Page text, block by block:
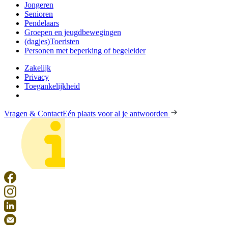
Jongeren
Senioren
Pendelaars
Groepen en jeugdbewegingen
(dagjes)Toeristen
Personen met beperking of begeleider
Zakelijk
Privacy
Toegankelijkheid
Vragen & ContactEén plaats voor al je antwoorden